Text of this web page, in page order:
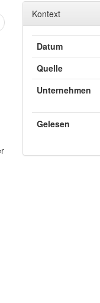
Kontext
Datum
Quelle
Unternehmen
Gelesen